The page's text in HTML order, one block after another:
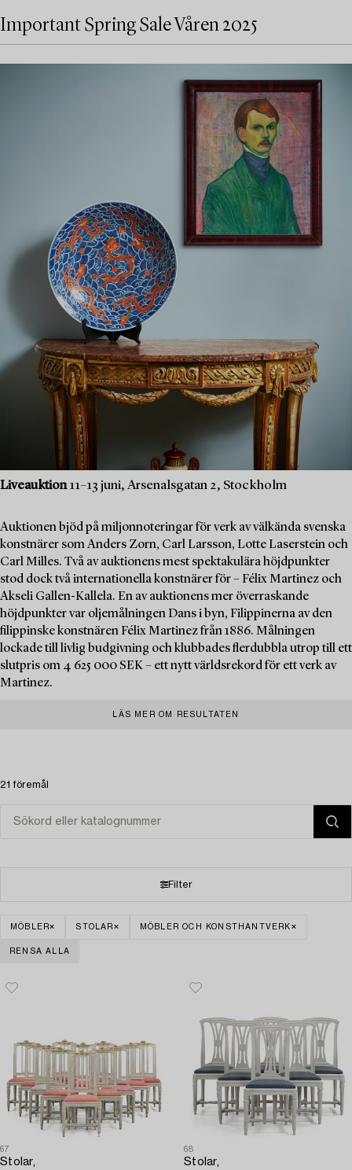
Important Spring Sale Våren 2025
Liveauktion11–13 juni, Arsenalsgatan 2, Stockholm
Auktionen bjöd på miljonnoteringar för verk av välkända svenska
konstnärer som Anders Zorn, Carl Larsson, Lotte Laserstein och
Carl Milles. Två av auktionens mest spektakulära höjdpunkter
stod dock två internationella konstnärer för – Félix Martinez och
Akseli Gallen-Kallela. En av auktionens mer överraskande
höjdpunkter var oljemålningen Dans i byn, Filippinerna av den
filippinske konstnären Félix Martinez från 1886. Målningen
lockade till livlig budgivning och klubbades flerdubbla utrop till ett
slutpris om 4 625 000 SEK – ett nytt världsrekord för ett verk av
Martinez.
LÄS MER OM RESULTATEN
21 föremål
Filter
MÖBLER STOLAR MÖBLER OCH KONSTHANTVERK
RENSA ALLA
67
Stolar,
68
Stolar,